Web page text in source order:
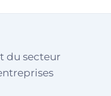
du secteur